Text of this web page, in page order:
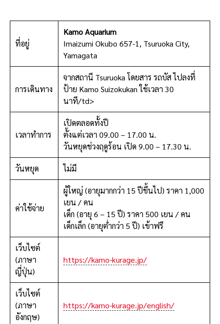
ที่อยู่
Kamo Aquarium
Imaizumi Okubo 657-1, Tsuruoka City,
Yamagata
การเดินทาง
จากสถานี Tsuruoka โดยสาร รถบัส ไปลงที่
ป้าย Kamo Suizokukan ใช้เวลา 30
นาที/td>
เวลาทำการ
เปิดตลอดทั้งปี
ตั้งแต่เวลา 09.00 – 17.00 น.
วันหยุดช่วงฤดูร้อน เปิด 9.00 – 17.30 น.
วันหยุด ไม่มี
ค่าใช้จ่าย
ผู้ใหญ่ (อายุมากกว่า 15 ปีขึ้นไป) ราคา 1,000
เยน / คน
เด็ก (อายุ 6 – 15 ปี) ราคา 500 เยน / คน
เด็กเล็ก (อายุต่ำกว่า 5 ปี) เข้าฟรี
เว็บไซต์
(ภาษา
ญี่ปุ่น)
https://kamo-kurage.jp/
เว็บไซต์
(ภาษา
อังกฤษ)
https://kamo-kurage.jp/english/